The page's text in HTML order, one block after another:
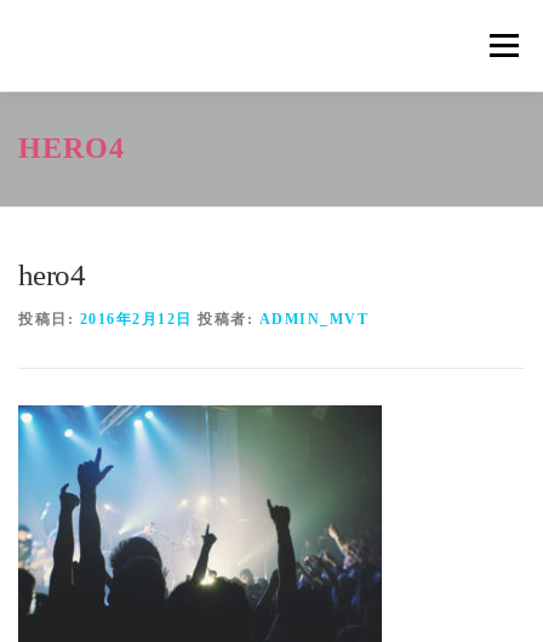
ン
キ
メニュ
概要 METHOD
新着情報 ショップ お問合せ
HERO4
hero4
投稿日: 2016年2月12日 投稿者: ADMIN_MVT